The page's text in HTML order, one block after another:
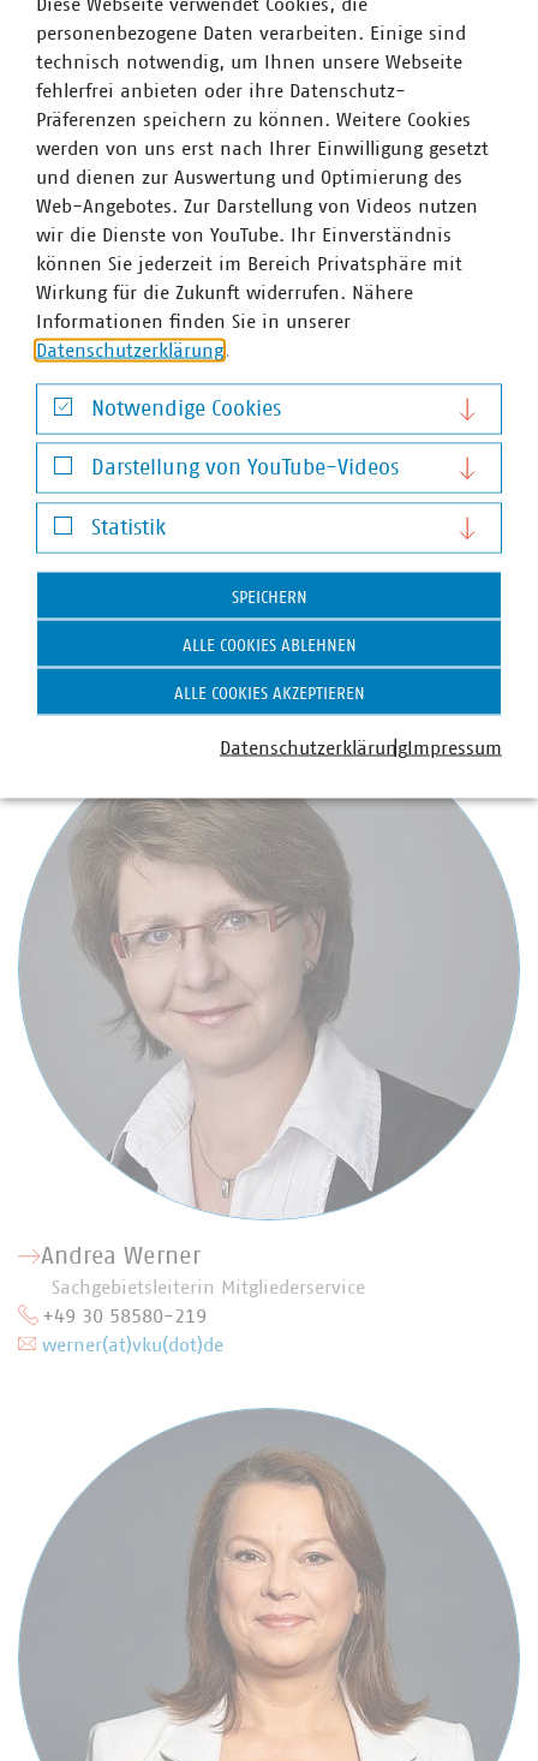
Dr. Heiko Schäffer
Schatzmeister
+49 1708580205
schaeffer(at)vku(dot)de
Andrea Werner
Sachgebietsleiterin Mitgliederservice
+49 30 58580-219
werner(at)vku(dot)de
personenbezogene Daten verarbeiten. Einige sind
technisch notwendig, um Ihnen unsere Webseite
fehlerfrei anbieten oder ihre Datenschutz-
Präferenzen speichern zu können. Weitere Cookies
werden von uns erst nach Ihrer Einwilligung gesetzt
und dienen zur Auswertung und Optimierung des
Web-Angebotes. Zur Darstellung von Videos nutzen
wir die Dienste von YouTube. Ihr Einverständnis
können Sie jederzeit im Bereich Privatsphäre mit
Wirkung für die Zukunft widerrufen. Nähere
Informationen finden Sie in unserer
Datenschutzerklärung
Notwendige Cookies
Notwendige Cookies
Darstellung von YouTube-Videos
Darstellung von YouTube-Videos
Statistik
Statistik
SPEICHERN
ALLE COOKIES ABLEHNEN
ALLE COOKIES AKZEPTIEREN
DatenschutzerklärungImpressum